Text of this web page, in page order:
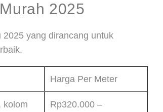
2025
yang dirancang untuk
Harga Per Meter
kolom
Rp320.000 –